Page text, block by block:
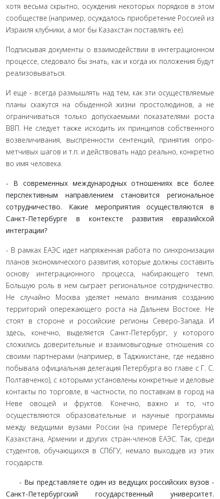
хотя весьма скрытно, осуждения некоторых порядков в этом
сообществе (например, осуждалось приобретение Росси­ей из
Израиля клубники, а мог бы Казахстан поставлять ее).
Подписывая документы о взаимодействии в интеграци­онном
процессе, следовало бы знать, как и когда их положе­ния будут
реализовываться.
И еще - всегда размышлять над тем, как эти осуществля­емые
планы скажутся на обыденной жизни простолюдинов, а не
ограничиваться только допускаемыми показателями роста
ВВП. Не следует также исходить их принципов собственного
возвеличивания, выспренности сентенций, принятия опро­
метчивых шагов и т.п. и действовать надо реально, конкретно
во имя человека.
- В современных международных отношениях все бо­лее
перспективным направлением становится региональ­ное
сотрудничество. Какие мероприятия осуществляют­ся в
Санкт-Петербурге в контексте развития евразийской
интеграции?
- В рамках ЕАЭС идет напряженная работа по синхро­низации
планов экономического развития, которые должны составить
основу интеграционного процесса, набирающего темп.
Большую роль в нем сыграет региональное сотрудниче­ство.
Не случайно Москва уделяет немало внимания созданию
территорий опережающего роста на Дальнем Востоке. Не
сто­ят в стороне и российские регионы Северо-Запада. И
здесь, конечно, выделяется Санкт-Петербург, у которого
сложились доверительные и взаимовыгодные отношения со
своими пар­тнерами (например, в Таджикистане, где недавно
побывала официальная делегация Петербурга во главе с Г. С.
Полтавчен­ко), с которыми установлены конкретные и деловые
контакты по торговле, в частности, по поставкам в город на
Неве овощей и фруктов. Конечно, важно и то, что
осуществляются обра­зовательные и научные программы
между ведущими вузами России (на примере Петербурга),
Казахстана, Армении и дру­гих стран-членов ЕАЭС. Так, среди
студентов, обучающихся в СПбГУ, немало выходцев из этих
государств.
- Вы представляете один из ведущих российских ву­зов -
Санкт-Петербургский государственный универси­тет.